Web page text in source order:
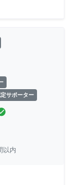
サポーター
以内